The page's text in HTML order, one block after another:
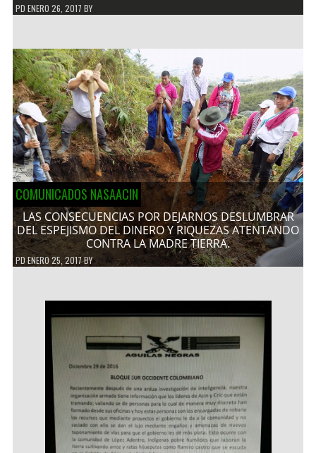
PD ENERO 26, 2017 BY
COMUNICADOS NASAACIN
LAS CONSECUENCIAS POR DEJARNOS DESLUMBRAR
DEL ESPEJISMO DEL DINERO Y RIQUEZAS ATENTANDO
CONTRA LA MADRE TIERRA.
PDENERO 25, 2017BY